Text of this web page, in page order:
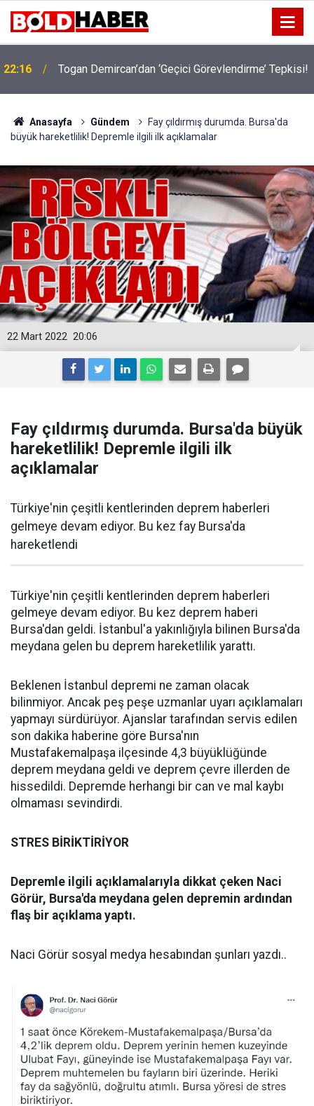
19:32 Sıcak Havalarda Ödem Şikayetini Hafife Almayın!
Anasayfa Gündem
Fay çıldırmış durumda. Bursa'da
büyük hareketlilik! Depremle ilgili ilk açıklamalar
20:06
22 Mart 2022
Fay çıldırmış durumda. Bursa'da büyük
hareketlilik! Depremle ilgili ilk
açıklamalar
Türkiye'nin çeşitli kentlerinden deprem haberleri
gelmeye devam ediyor. Bu kez fay Bursa'da
hareketlendi
Türkiye'nin çeşitli kentlerinden deprem haberleri
gelmeye devam ediyor. Bu kez deprem haberi
Bursa'dan geldi. İstanbul'a yakınlığıyla bilinen Bursa'da
meydana gelen bu deprem hareketlilik yarattı.
Beklenen İstanbul depremi ne zaman olacak
bilinmiyor. Ancak peş peşe uzmanlar uyarı açıklamaları
yapmayı sürdürüyor. Ajanslar tarafından servis edilen
son dakika haberine göre Bursa'nın
Mustafakemalpaşa ilçesinde 4,3 büyüklüğünde
deprem meydana geldi ve deprem çevre illerden de
hissedildi. Depremde herhangi bir can ve mal kaybı
olmaması sevindirdi.
STRES BİRİKTİRİYOR
Depremle ilgili açıklamalarıyla dikkat çeken Naci
Görür, Bursa'da meydana gelen depremin ardından
flaş bir açıklama yaptı.
Naci Görür sosyal medya hesabından şunları yazdı..